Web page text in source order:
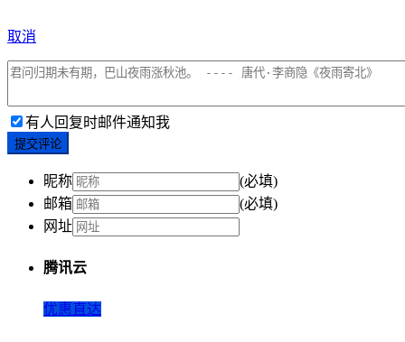
取消
有人回复时邮件通知我
提交评论
昵称
(必填)
邮箱
(必填)
网址
腾讯云
优惠直达